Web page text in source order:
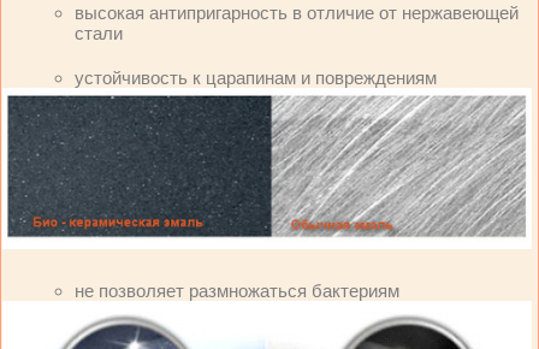
высокая антипригарность в отличие от нержавеющей
стали
устойчивость к царапинам и повреждениям
не позволяет размножаться бактериям